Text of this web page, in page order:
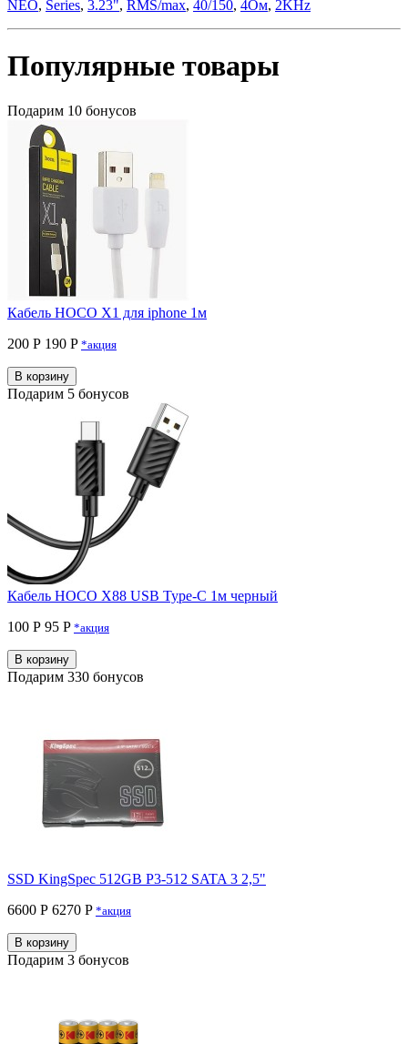
NEO, Series, 3.23", RMS/max, 40/150, 4Ом, 2KHz
Популярные товары
Подарим 10 бонусов
Кабель HOCO X1 для iphone 1м
200 Р 190 P *акция
В корзину
Подарим 5 бонусов
Кабель HOCO X88 USB Type-C 1м черный
100 Р 95 P *акция
В корзину
Подарим 330 бонусов
SSD KingSpec 512GB P3-512 SATA 3 2,5"
6600 Р 6270 P *акция
В корзину
Подарим 3 бонусов